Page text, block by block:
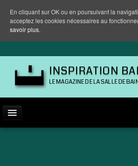
INSPIRATION
LE MAGAZINE DE LA SALLE DE
En cliquant sur OK ou en poursuivant la
acceptez les cookies nécessaires au
savoir plus.